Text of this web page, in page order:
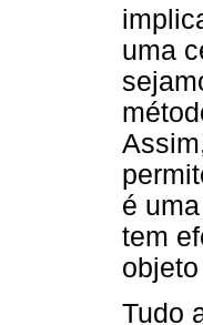
uma
é
tem
Tudo